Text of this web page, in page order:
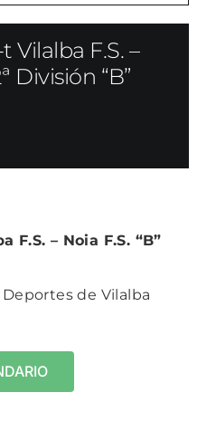
Vilalba F.S. –
División “B”
F.S. – Noia F.S. “B”
de Vilalba